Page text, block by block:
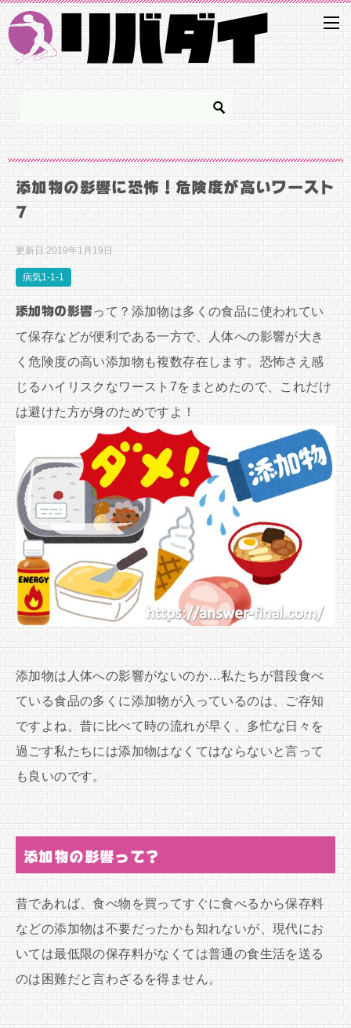
添加物の影響に恐怖！危険度が高いワースト
7
更新日:2019年1月19日
病気1-1-1
添加物の影響って？添加物は多くの食品に使われてい
て保存などが便利である一方で、人体への影響が大き
く危険度の高い添加物も複数存在します。恐怖さえ感
じるハイリスクなワースト7をまとめたので、これだけ
は避けた方が身のためですよ！
添加物は人体への影響がないのか…私たちが普段食べ
ている食品の多くに添加物が入っているのは、ご存知
ですよね。昔に比べて時の流れが早く、多忙な日々を
過ごす私たちには添加物はなくてはならないと言って
も良いのです。
添加物の影響って？
昔であれば、食べ物を買ってすぐに食べるから保存料
などの添加物は不要だったかも知れないが、現代にお
いては最低限の保存料がなくては普通の食生活を送る
のは困難だと言わざるを得ません。